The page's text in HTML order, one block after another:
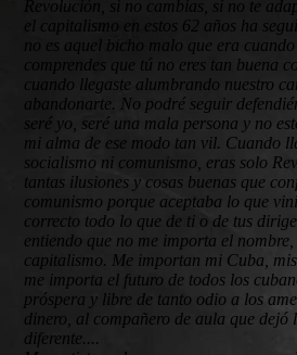
Revolución, si no cambias, si no te
el capitalismo en estos 62 años ha
no es aquel bicho malo que era
comprendes que tú no eres tan buena
cuando llegaste alumbrando nuestro
abandonarte. No podré seguir
seré yo, seré una mala persona y no
mi alma de ese modo tan vil. Cuando
socialismo ni comunismo, eras solo
tantas ilusiones y cosas buenas que
comunismo porque aceptaba lo que
correcto todo lo que de ti o de tus
entiendo que no me importa el
capitalismo. Me importan mi Cuba,
me importa el futuro de todos los
próspera y libre de tanto odio a los
dinero, al compañero de aula que
diferente....